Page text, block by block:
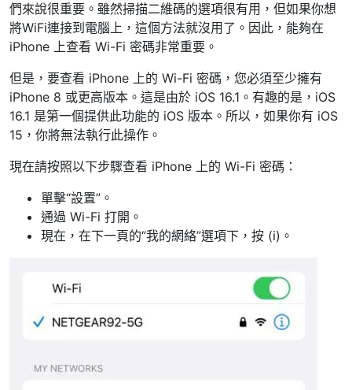
們來說很重要。雖然掃描二維碼的選項很有用，但如果你想
將WiFi連接到電腦上，這個方法就沒用了。因此，能夠在
iPhone 上查看 Wi-Fi 密碼非常重要。
但是，要查看 iPhone 上的 Wi-Fi 密碼，您必須至少擁有
iPhone 8 或更高版本。這是由於 iOS 16.1。有趣的是，iOS
16.1 是第一個提供此功能的 iOS 版本。所以，如果你有 iOS
15，你將無法執行此操作。
現在請按照以下步驟查看 iPhone 上的 Wi-Fi 密碼：
單擊“設置”。
通過 Wi-Fi 打開。
現在，在下一頁的“我的網絡”選項下，按 (i)。